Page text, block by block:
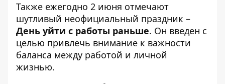
Также ежегодно 2 июня отмечают
шутливый неофициальный праздник –
День уйти с работы раньше. Он введен с
целью привлечь внимание к важности
баланса между работой и личной
жизнью.